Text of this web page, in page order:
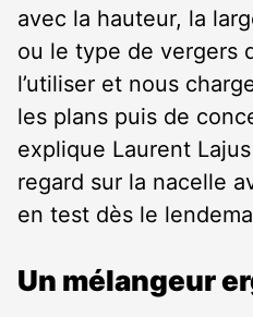
avec la hauteur, la
ou le type de vergers
l’utiliser et nous
les plans puis de
explique Laurent
regard sur la nacelle
en test dès le
Un mélangeur